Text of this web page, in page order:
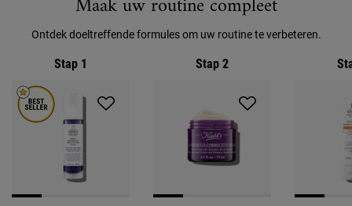
Ontdek doeltreffende formules om uw routine te verbeteren.
Stap 1 Stap 2